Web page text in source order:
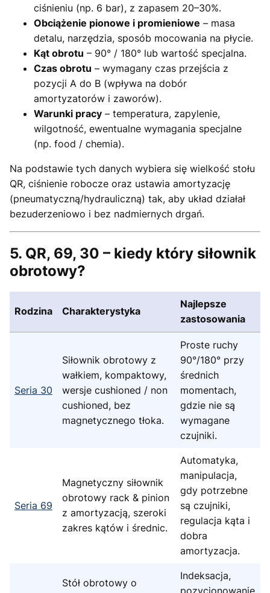
ciśnieniu (np. 6 bar), z zapasem 20–30%.
Obciążenie pionowe i promieniowe – masa
detalu, narzędzia, sposób mocowania na płycie.
Kąt obrotu – 90° / 180° lub wartość specjalna.
Czas obrotu – wymagany czas przejścia z
pozycji A do B (wpływa na dobór
amortyzatorów i zaworów).
Warunki pracy – temperatura, zapylenie,
wilgotność, ewentualne wymagania specjalne
(np. food / chemia).
Na podstawie tych danych wybiera się wielkość stołu
QR, ciśnienie robocze oraz ustawia amortyzację
(pneumatyczną/hydrauliczną) tak, aby układ działał
bezuderzeniowo i bez nadmiernych drgań.
5. QR, 69, 30 – kiedy który siłownik
obrotowy?
Rodzina Charakterystyka
Najlepsze
zastosowania
Seria 30
Siłownik obrotowy z
wałkiem, kompaktowy,
wersje cushioned / non
cushioned, bez
magnetycznego tłoka.
Proste ruchy
90°/180° przy
średnich
momentach,
gdzie nie są
wymagane
czujniki.
Seria 69
Magnetyczny siłownik
obrotowy rack & pinion
z amortyzacją, szeroki
zakres kątów i średnic.
Automatyka,
manipulacja,
gdy potrzebne
są czujniki,
regulacja kąta i
dobra
amortyzacja.
Stół obrotowy o
Indeksacja,